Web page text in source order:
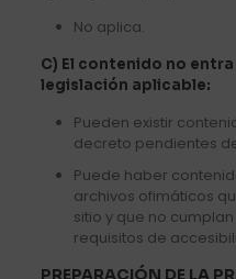
No aplica.
C) El contenido no
legislación aplicable:
Pueden existir
decreto pendientes
Puede haber
archivos ofimáticos
sitio y que no
requisitos de
PREPARACIÓN DE LA